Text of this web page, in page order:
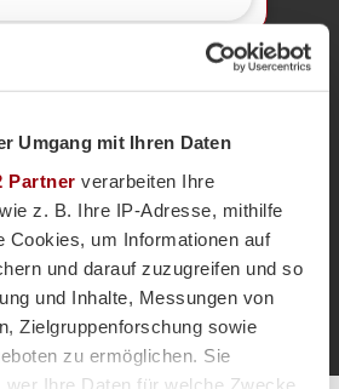
Umgang mit Ihren Daten
Partner verarbeiten Ihre
z. B. Ihre IP-Adresse, mithilfe
Cookies, um Informationen auf
und darauf zuzugreifen und so
und Inhalte, Messungen von
Zielgruppenforschung sowie
zu ermöglichen. Sie
wer Ihre Daten für welche Zwecke
20
1.